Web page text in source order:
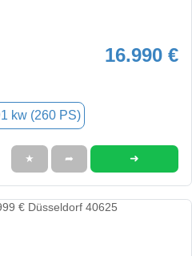
16.990 €
kw (260 PS)
★ ➦ ➜